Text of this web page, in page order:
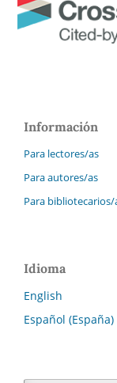
Información
Para lectores/as
Para autores/as
Para bibliotecarios/
Idioma
English
Español (España)